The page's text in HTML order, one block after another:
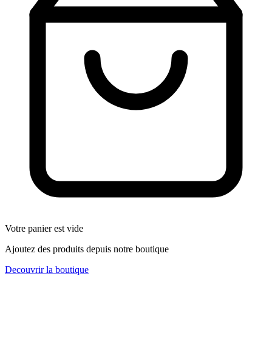
Votre panier est vide
Ajoutez des produits depuis notre boutique
Decouvrir la boutique